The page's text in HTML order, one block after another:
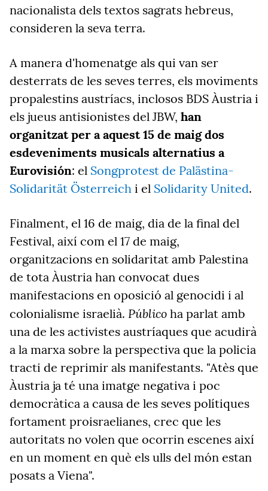
nacionalista dels textos sagrats hebreus,
consideren la seva terra.
A manera d'homenatge als qui van ser
desterrats de les seves terres, els moviments
propalestins austríacs, inclosos BDS Àustria i
els jueus antisionistes del JBW, han
organitzat per a aquest 15 de maig dos
esdeveniments musicals alternatius a
Eurovisión: el Songprotest de Palästina-
Solidarität Österreich i el Solidarity United.
Finalment, el 16 de maig, dia de la final del
Festival, així com el 17 de maig,
organitzacions en solidaritat amb Palestina
de tota Àustria han convocat dues
manifestacions en oposició al genocidi i al
colonialisme israelià. Público ha parlat amb
una de les activistes austríaques que acudirà
a la marxa sobre la perspectiva que la policia
tracti de reprimir als manifestants. "Atès que
Àustria ja té una imatge negativa i poc
democràtica a causa de les seves polítiques
fortament proisraelianes, crec que les
autoritats no volen que ocorrin escenes així
en un moment en què els ulls del món estan
posats a Viena".